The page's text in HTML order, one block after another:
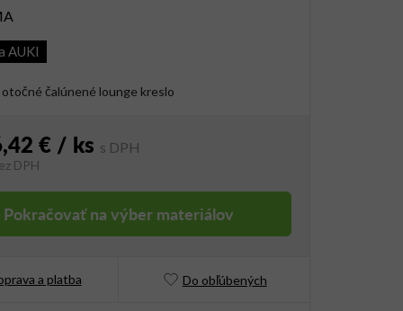
AUKI
otočné čalúnené lounge kreslo
€ / ks
DPH
Pokračovať na výber materiálov
a platba Do obľúbených